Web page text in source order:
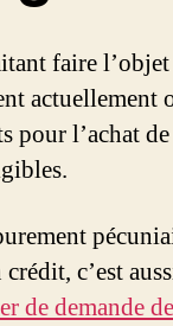
faire
actuellement
pour l’achat
c’est
de demande